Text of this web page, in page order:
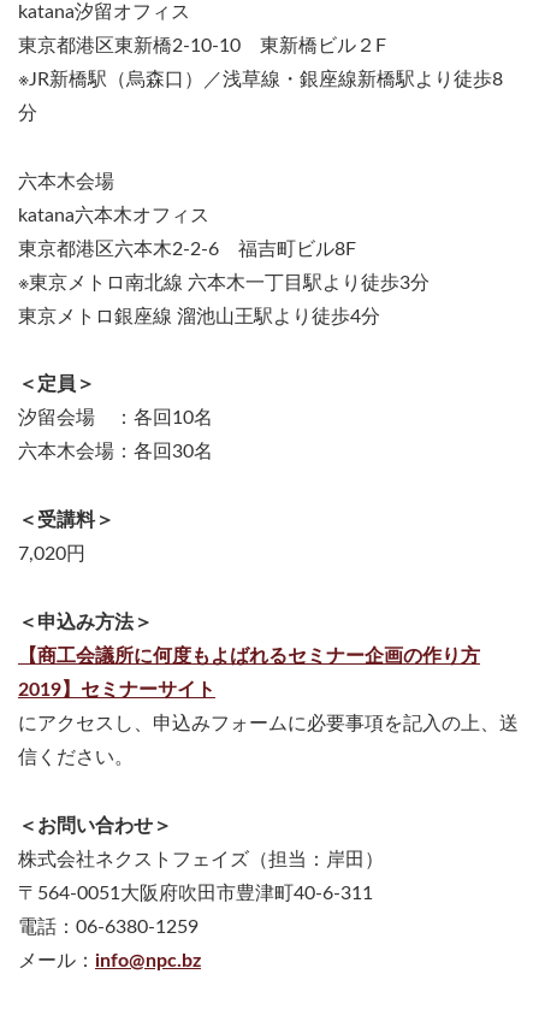
katana汐留オフィス
東京都港区東新橋2-10-10 東新橋ビル２F
※JR新橋駅（烏森口）／浅草線・銀座線新橋駅より徒歩8
分
六本木会場
katana六本木オフィス
東京都港区六本木2-2-6 福吉町ビル8F
※東京メトロ南北線 六本木一丁目駅より徒歩3分
東京メトロ銀座線 溜池山王駅より徒歩4分
＜定員＞
汐留会場 ：各回10名
六本木会場：各回30名
＜受講料＞
7,020円
＜申込み方法＞
【商工会議所に何度もよばれるセミナー企画の作り方
2019】セミナーサイト
にアクセスし、申込みフォームに必要事項を記入の上、送
信ください。
＜お問い合わせ＞
株式会社ネクストフェイズ（担当：岸田）
〒564-0051大阪府吹田市豊津町40-6-311
電話：06-6380-1259
メール： info@npc.bz